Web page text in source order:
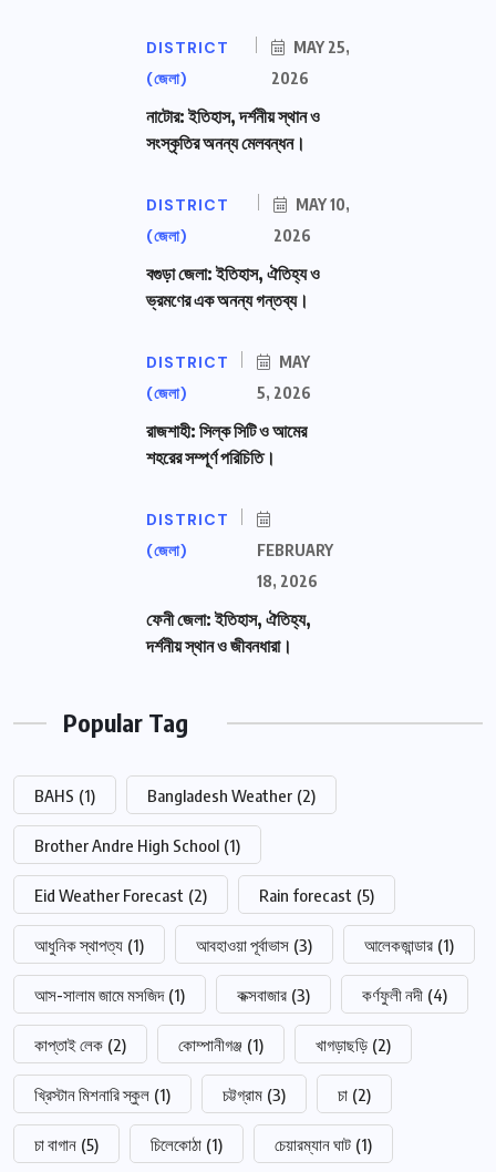
DISTRICT
(জেলা)
MAY 25,
2026
নাটোর: ইতিহাস, দর্শনীয় স্থান ও
সংস্কৃতির অনন্য মেলবন্ধন।
DISTRICT
(জেলা)
MAY 10,
2026
বগুড়া জেলা: ইতিহাস, ঐতিহ্য ও
ভ্রমণের এক অনন্য গন্তব্য।
DISTRICT
(জেলা)
MAY
5, 2026
রাজশাহী: সিল্ক সিটি ও আমের
শহরের সম্পূর্ণ পরিচিতি।
DISTRICT
(জেলা)
FEBRUARY
18, 2026
ফেনী জেলা: ইতিহাস, ঐতিহ্য,
দর্শনীয় স্থান ও জীবনধারা।
Popular Tag
BAHS (1) Bangladesh Weather (2)
Brother Andre High School (1)
Eid Weather Forecast (2) Rain forecast (5)
আধুনিক স্থাপত্য (1) আবহাওয়া পূর্বাভাস (3) আলেকজান্ডার (1)
আস-সালাম জামে মসজিদ (1) কক্সবাজার (3) কর্ণফুলী নদী (4)
কাপ্তাই লেক (2) কোম্পানীগঞ্জ (1) খাগড়াছড়ি (2)
খ্রিস্টান মিশনারি স্কুল (1) চট্টগ্রাম (3) চা (2)
চা বাগান (5) চিলেকোঠা (1) চেয়ারম্যান ঘাট (1)